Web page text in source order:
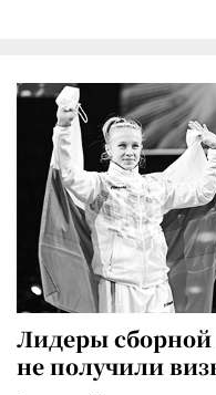
Лидеры сборной
не получили